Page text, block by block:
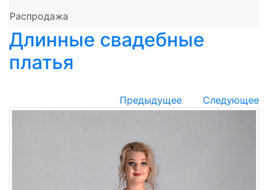
Распродажа
Длинные свадебные
платья
Предыдущее Следующее